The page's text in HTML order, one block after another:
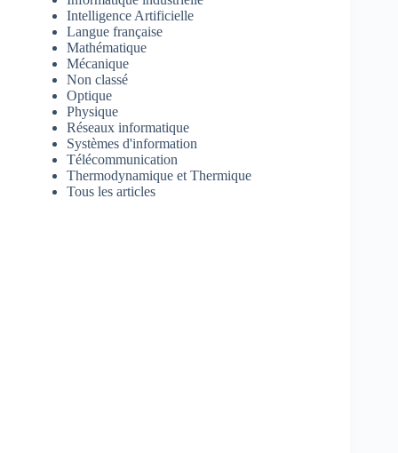
Intelligence Artificielle
Langue française
Mathématique
Mécanique
Non classé
Optique
Physique
Réseaux informatique
Systèmes d'information
Télécommunication
Thermodynamique et Thermique
Tous les articles